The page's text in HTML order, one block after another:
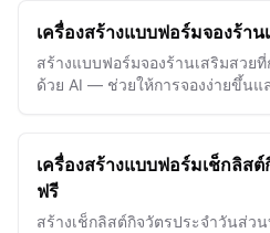
เครื่องสร้างแบบฟอร์มจองร้า
สร้างแบบฟอร์มจองร้านเสริมสวย
ด้วย AI — ช่วยให้การจองง่ายขึ้น
เครื่องสร้างแบบฟอร์มเช็กลิส
ฟรี
สร้างเช็กลิสต์กิจวัตรประจำวันส่ว